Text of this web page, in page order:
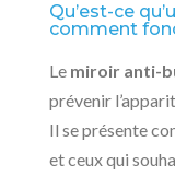
Qu’est-ce
comment
Le miroir anti-
prévenir
Il se présente
et ceux qui